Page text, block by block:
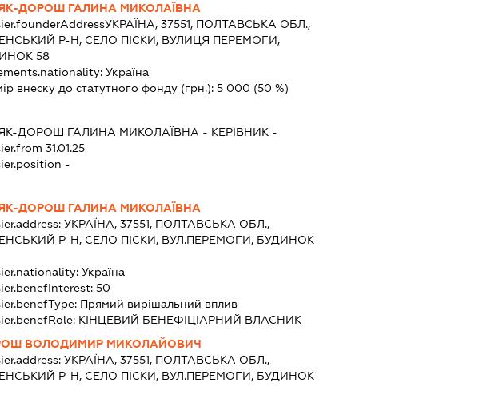
ДОРОШ ГАЛИНА МИКОЛАЇВНА
УКРАЇНА, 37551, ПОЛТАВСЬКА ОБЛ.,
Р-Н, СЕЛО ПІСКИ, ВУЛИЦЯ ПЕРЕМОГИ,
58
Україна
внеску до статутного фонду (грн.): 5 000 (50 %)
ДОРОШ ГАЛИНА МИКОЛАЇВНА - КЕРІВНИК -
31.01.25
-
ДОРОШ ГАЛИНА МИКОЛАЇВНА
УКРАЇНА, 37551, ПОЛТАВСЬКА ОБЛ.,
Р-Н, СЕЛО ПІСКИ, ВУЛ.ПЕРЕМОГИ, БУДИНОК
Україна
50
Прямий вирішальний вплив
КІНЦЕВИЙ БЕНЕФІЦІАРНИЙ ВЛАСНИК
ВОЛОДИМИР МИКОЛАЙОВИЧ
УКРАЇНА, 37551, ПОЛТАВСЬКА ОБЛ.,
Р-Н, СЕЛО ПІСКИ, ВУЛ.ПЕРЕМОГИ, БУДИНОК